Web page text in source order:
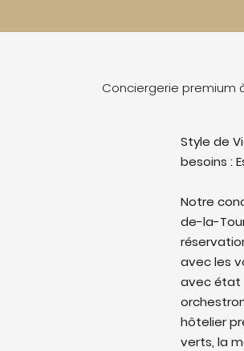
Conciergerie premium
Style de
besoins :
Notre
de-la-
avec les
avec état
hôtelier
verts, la